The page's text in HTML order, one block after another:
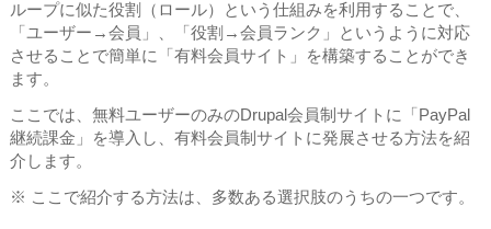
ループに似た役割（ロール）という仕組みを利用することで、
「ユーザー→会員」、「役割→会員ランク」というように対応
させることで簡単に「有料会員サイト」を構築することができ
ます。
ここでは、無料ユーザーのみのDrupal会員制サイトに「PayPal
継続課金」を導入し、有料会員制サイトに発展させる方法を紹
介します。
※ ここで紹介する方法は、多数ある選択肢のうちの一つです。